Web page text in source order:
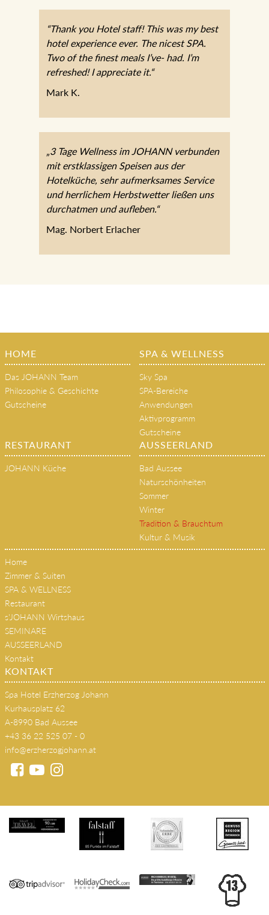
“Thank you Hotel staff! This was my best
hotel experience ever. The nicest SPA.
Two of the finest meals I’ve- had. I’m
refreshed! I appreciate it.“
Mark K.
„3 Tage Wellness im JOHANN verbunden
mit erstklassigen Speisen aus der
Hotelküche, sehr aufmerksames Service
und herrlichem Herbstwetter ließen uns
durchatmen und aufleben.“
Mag. Norbert Erlacher
HOME
Das JOHANN Team
Philosophie & Geschichte
Gutscheine
SPA & WELLNESS
Sky Spa
SPA-Bereiche
Anwendungen
Aktivprogramm
Gutscheine
RESTAURANT
JOHANN Küche
AUSSEERLAND
Bad Aussee
Naturschönheiten
Sommer
Winter
Tradition & Brauchtum
Kultur & Musik
Home
Zimmer & Suiten
SPA & WELLNESS
Restaurant
s'JOHANN Wirtshaus
SEMINARE
AUSSEERLAND
Kontakt
KONTAKT
Spa Hotel Erzherzog Johann
Kurhausplatz 62
A-8990 Bad Aussee
+43 36 22 525 07 - 0
info@erzherzogjohann.at